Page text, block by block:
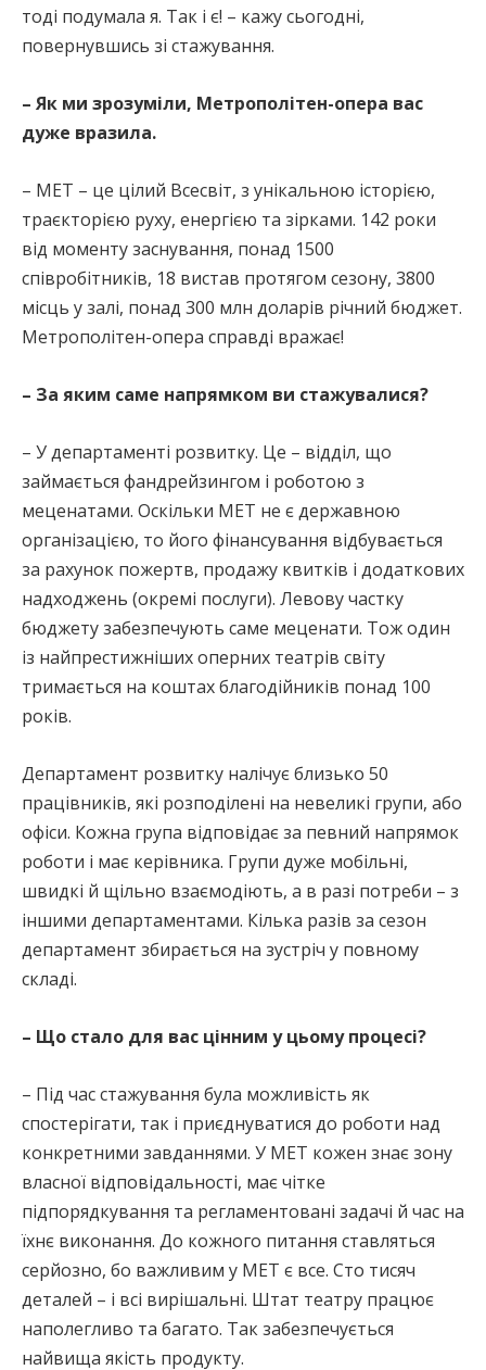
тоді подумала я. Так і є! – кажу сьогодні,
повернувшись зі стажування.
– Як ми зрозуміли, Метрополітен-опера вас
дуже вразила.
– МЕТ – це цілий Всесвіт, з унікальною історією,
траєкторією руху, енергією та зірками. 142 роки
від моменту заснування, понад 1500
співробітників, 18 вистав протягом сезону, 3800
місць у залі, понад 300 млн доларів річний бюджет.
Метрополітен-опера справді вражає!
– За яким саме напрямком ви стажувалися?
– У департаменті розвитку. Це – відділ, що
займається фандрейзингом і роботою з
меценатами. Оскільки МЕТ не є державною
організацією, то його фінансування відбувається
за рахунок пожертв, продажу квитків і додаткових
надходжень (окремі послуги). Левову частку
бюджету забезпечують саме меценати. Тож один
із найпрестижніших оперних театрів світу
тримається на коштах благодійників понад 100
років.
Департамент розвитку налічує близько 50
працівників, які розподілені на невеликі групи, або
офіси. Кожна група відповідає за певний напрямок
роботи і має керівника. Групи дуже мобільні,
швидкі й щільно взаємодіють, а в разі потреби – з
іншими департаментами. Кілька разів за сезон
департамент збирається на зустріч у повному
складі.
– Що стало для вас цінним у цьому процесі?
– Під час стажування була можливість як
спостерігати, так і приєднуватися до роботи над
конкретними завданнями. У МЕТ кожен знає зону
власної відповідальності, має чітке
підпорядкування та регламентовані задачі й час на
їхнє виконання. До кожного питання ставляться
серйозно, бо важливим у МЕТ є все. Сто тисяч
деталей – і всі вирішальні. Штат театру працює
наполегливо та багато. Так забезпечується
найвища якість продукту.